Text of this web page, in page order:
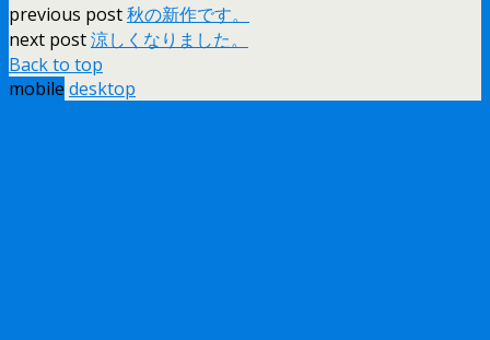
previous post秋の新作です。
next post涼しくなりました。
Back to top
mobile desktop